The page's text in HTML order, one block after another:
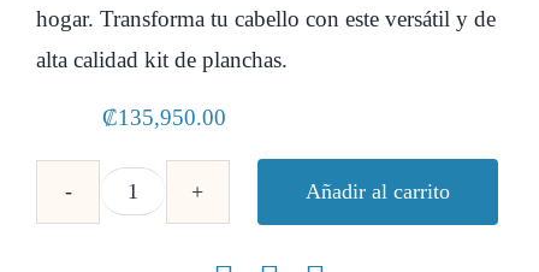
hogar. Transforma tu cabello con este versátil y de
alta calidad kit de planchas.
₡135,950.00
Kit
Añadir al carrito